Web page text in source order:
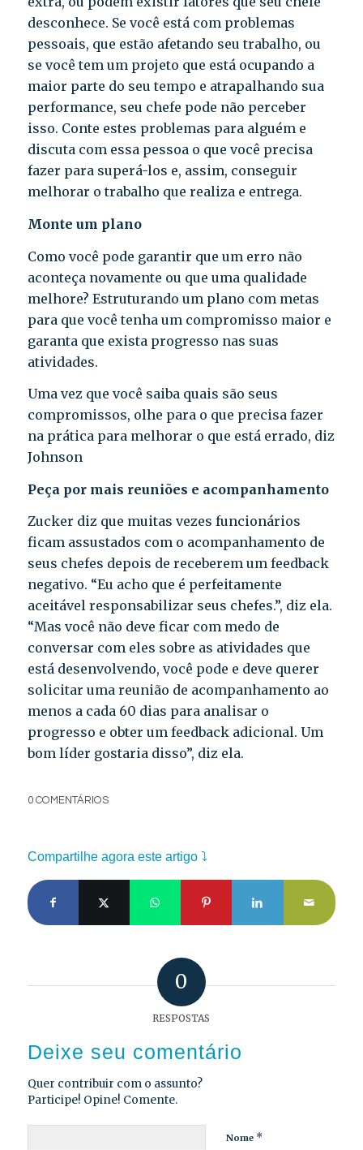
desconhece. Se você está com problemas
pessoais, que estão afetando seu trabalho, ou
se você tem um projeto que está ocupando a
maior parte do seu tempo e atrapalhando sua
performance, seu chefe pode não perceber
isso. Conte estes problemas para alguém e
discuta com essa pessoa o que você precisa
fazer para superá-los e, assim, conseguir
melhorar o trabalho que realiza e entrega.
Monte um plano
Como você pode garantir que um erro não
aconteça novamente ou que uma qualidade
melhore? Estruturando um plano com metas
para que você tenha um compromisso maior e
garanta que exista progresso nas suas
atividades.
Uma vez que você saiba quais são seus
compromissos, olhe para o que precisa fazer
na prática para melhorar o que está errado, diz
Johnson
Peça por mais reuniões e acompanhamento
Zucker diz que muitas vezes funcionários
ficam assustados com o acompanhamento de
seus chefes depois de receberem um feedback
negativo. “Eu acho que é perfeitamente
aceitável responsabilizar seus chefes.”, diz ela.
“Mas você não deve ficar com medo de
conversar com eles sobre as atividades que
está desenvolvendo, você pode e deve querer
solicitar uma reunião de acompanhamento ao
menos a cada 60 dias para analisar o
progresso e obter um feedback adicional. Um
bom líder gostaria disso”, diz ela.
0 COMENTÁRIOS
Compartilhe agora este artigo ⤵
0
RESPOSTAS
Deixe seu comentário
Quer contribuir com o assunto?
Participe! Opine! Comente.
Nome *